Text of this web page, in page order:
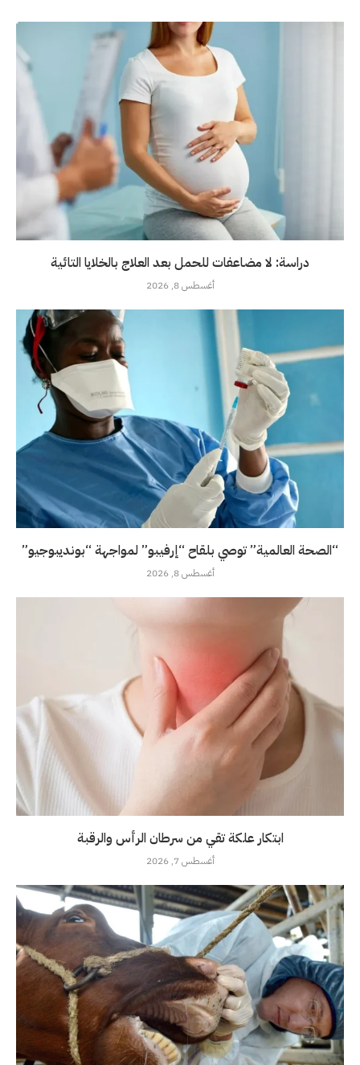
دراسة: لا مضاعفات للحمل بعد العلاج بالخلايا التائية
أغسطس 8, 2026
“الصحة العالمية” توصي بلقاح “إرفيبو” لمواجهة “بونديبوجيو”
أغسطس 8, 2026
ابتكار علكة تقي من سرطان الرأس والرقبة
أغسطس 7, 2026